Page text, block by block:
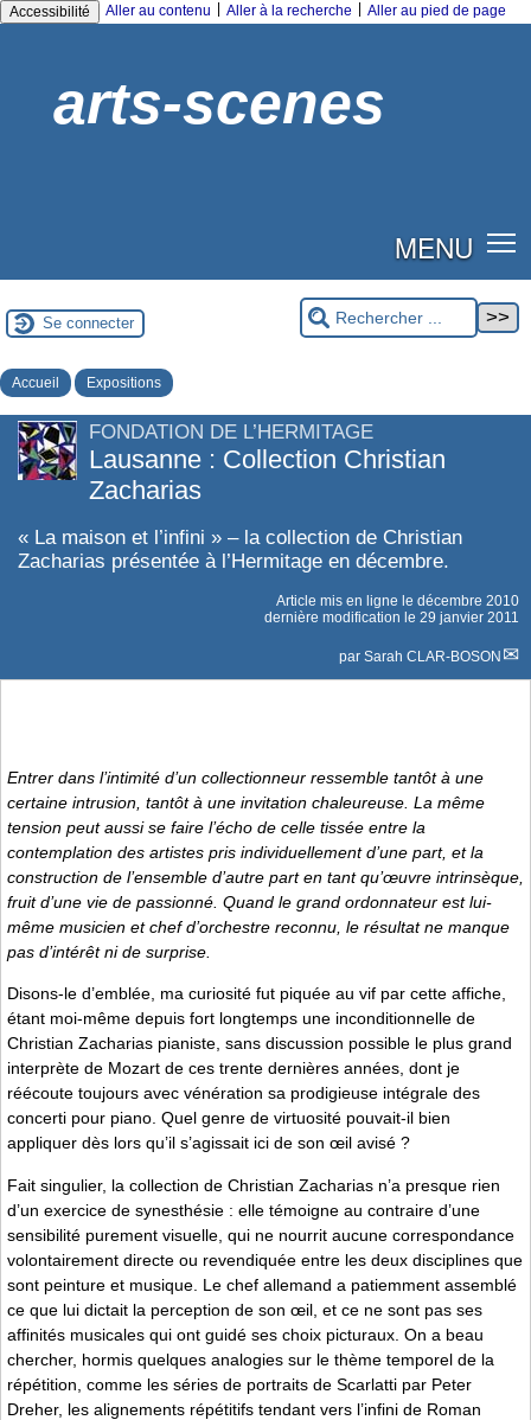
Accessibilité Aller au contenu Aller à la recherche Aller au pied de page
arts-scenes
MENU
Se connecter
Accueil Expositions
FONDATION DE L’HERMITAGE
Lausanne : Collection Christian
Zacharias
« La maison et l’infini » – la collection de Christian
Zacharias présentée à l’Hermitage en décembre.
Article mis en ligne le décembre 2010
dernière modification le 29 janvier 2011
par Sarah CLAR-BOSON
Entrer dans l’intimité d’un collectionneur ressemble tantôt à une
certaine intrusion, tantôt à une invitation chaleureuse. La même
tension peut aussi se faire l’écho de celle tissée entre la
contemplation des artistes pris individuellement d’une part, et la
construction de l’ensemble d’autre part en tant qu’œuvre intrinsèque,
fruit d’une vie de passionné. Quand le grand ordonnateur est lui-
même musicien et chef d’orchestre reconnu, le résultat ne manque
pas d’intérêt ni de surprise.
Disons-le d’emblée, ma curiosité fut piquée au vif par cette affiche,
étant moi-même depuis fort longtemps une inconditionnelle de
Christian Zacharias pianiste, sans discussion possible le plus grand
interprète de Mozart de ces trente dernières années, dont je
réécoute toujours avec vénération sa prodigieuse intégrale des
concerti pour piano. Quel genre de virtuosité pouvait-il bien
appliquer dès lors qu’il s’agissait ici de son œil avisé ?
Fait singulier, la collection de Christian Zacharias n’a presque rien
d’un exercice de synesthésie : elle témoigne au contraire d’une
sensibilité purement visuelle, qui ne nourrit aucune correspondance
volontairement directe ou revendiquée entre les deux disciplines que
sont peinture et musique. Le chef allemand a patiemment assemblé
ce que lui dictait la perception de son œil, et ce ne sont pas ses
affinités musicales qui ont guidé ses choix picturaux. On a beau
chercher, hormis quelques analogies sur le thème temporel de la
répétition, comme les séries de portraits de Scarlatti par Peter
Dreher, les alignements répétitifs tendant vers l’infini de Roman